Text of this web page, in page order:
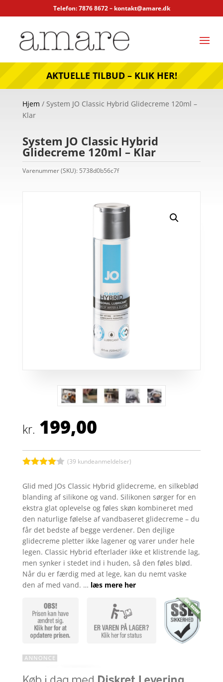
Telefon: 7876 8672 – kontakt@amare.dk
AKTUELLE TILBUD – KLIK HER!
Hjem / System JO Classic Hybrid Glidecreme 120ml –
Klar
System JO Classic Hybrid
Glidecreme 120ml – Klar
Varenummer (SKU): 5738d0b56c7f
kr. 199,00
ud af 5
baseret
på
kundebed
ømmelse
r
(39 kundeanmeldelser)
Glid med JOs Classic Hybrid glidecreme, en silkeblød
blanding af silikone og vand. Silikonen sørger for en
ekstra glat oplevelse og føles skøn kombineret med
den naturlige følelse af vandbaseret glidecreme – du
får det bedste af begge verdener. Den dejlige
glidecreme pletter ikke lagener og varer under hele
legen. Classic Hybrid efterlader ikke et klistrende lag,
men synker i stedet ind i huden, så den føles blød.
Når du er færdig med at lege, kan du nemt vaske
den af med vand. … læs mere her